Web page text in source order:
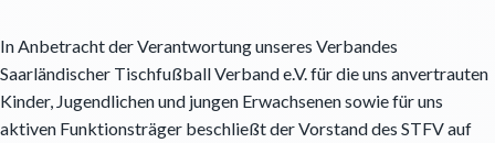
In Anbetracht der Verantwortung unseres Verbandes
Saarländischer Tischfußball Verband e.V. für die uns anvertrauten
Kinder, Jugendlichen und jungen Erwachsenen sowie für uns
aktiven Funktionsträger beschließt der Vorstand des STFV auf